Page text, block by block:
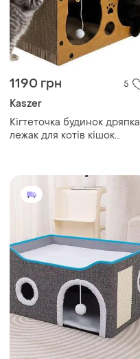
1190 грн 5
Kaszer
Кігтеточка будинок дряпка
лежак для котів кішок